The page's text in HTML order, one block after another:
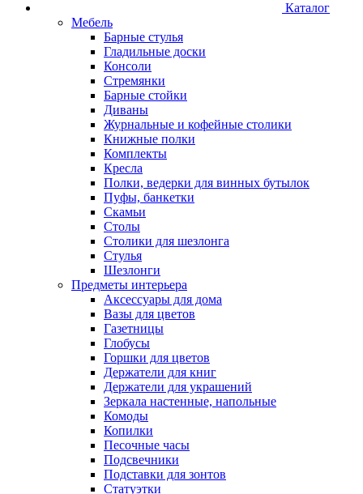
Каталог
Мебель
Барные стулья
Гладильные доски
Консоли
Стремянки
Барные стойки
Диваны
Журнальные и кофейные столики
Книжные полки
Комплекты
Кресла
Полки, ведерки для винных бутылок
Пуфы, банкетки
Скамьи
Столы
Столики для шезлонга
Стулья
Шезлонги
Предметы интерьера
Аксессуары для дома
Вазы для цветов
Газетницы
Глобусы
Горшки для цветов
Держатели для книг
Держатели для украшений
Зеркала настенные, напольные
Комоды
Копилки
Песочные часы
Подсвечники
Подставки для зонтов
Статуэтки